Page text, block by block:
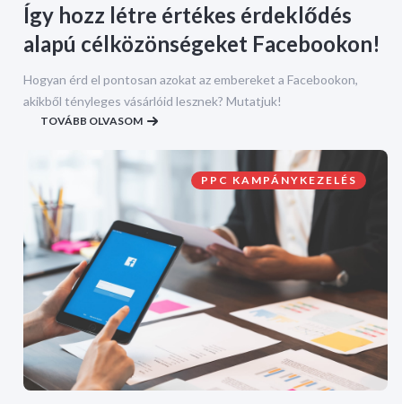
Így hozz létre értékes érdeklődés
alapú célközönségeket Facebookon!
Hogyan érd el pontosan azokat az embereket a Facebookon,
akikből tényleges vásárlóid lesznek? Mutatjuk!
TOVÁBB OLVASOM
PPC KAMPÁNYKEZELÉS